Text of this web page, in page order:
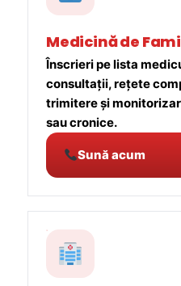
Medicină de
Înscrieri pe lista
consultații, rețete
trimitere și
sau cronice.
Sună acum